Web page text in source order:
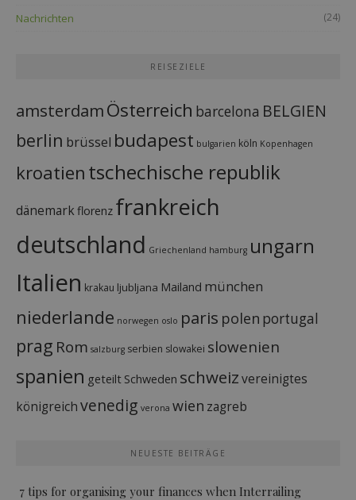
Nachrichten (24)
REISEZIELE
amsterdamÖsterreich barcelona BELGIEN
berlin brüssel budapest bulgarien köln Kopenhagen
kroatien tschechische republik
dänemark florenz frankreich
deutschland Griechenland hamburg ungarn
Italien krakau ljubljana Mailand münchen
niederlande norwegen oslo paris polen portugal
prag Rom salzburg serbien slowakei slowenien
spanien geteilt Schweden schweizvereinigtes
königreichvenedig verona wien zagreb
NEUESTE BEITRÄGE
7 tips for organising your finances when Interrailing